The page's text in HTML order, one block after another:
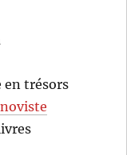
en trésors